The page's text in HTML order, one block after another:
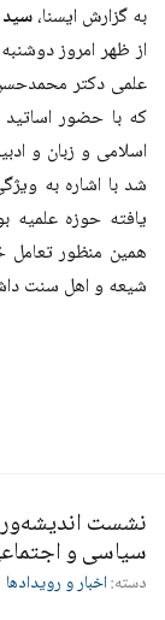
به گزارش ایسنا،
علمی دکتر
که با حضور
اسلامی و زبان و
شد با اشاره به
یافته حوزه علمیه
همین منظور
شیعه و اهل سنت
نشست
سیاسی و
دسته:اخبار و رویدادها